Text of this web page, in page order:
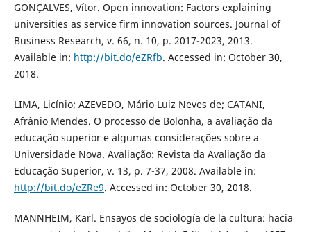
GONÇALVES, Vítor. Open innovation: Factors explaining
universities as service firm innovation sources. Journal of
Business Research, v. 66, n. 10, p. 2017-2023, 2013.
Available in: http://bit.do/eZRfb. Accessed in: October 30,
2018.
LIMA, Licínio; AZEVEDO, Mário Luiz Neves de; CATANI,
Afrânio Mendes. O processo de Bolonha, a avaliação da
educação superior e algumas considerações sobre a
Universidade Nova. Avaliação: Revista da Avaliação da
Educação Superior, v. 13, p. 7-37, 2008. Available in:
http://bit.do/eZRe9. Accessed in: October 30, 2018.
MANNHEIM, Karl. Ensayos de sociología de la cultura: hacia